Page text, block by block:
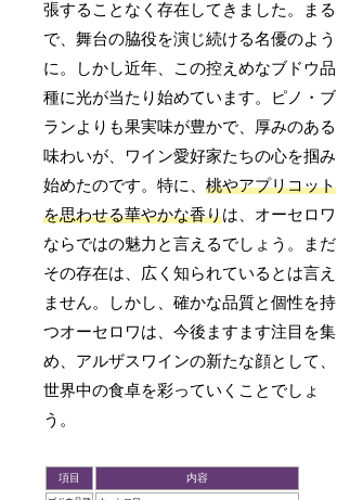
張することなく存在してきました。まる
で、舞台の脇役を演じ続ける名優のよう
に。しかし近年、この控えめなブドウ品
種に光が当たり始めています。ピノ・ブ
ランよりも果実味が豊かで、厚みのある
味わいが、ワイン愛好家たちの心を掴み
始めたのです。特に、桃やアプリコット
を思わせる華やかな香りは、オーセロワ
ならではの魅力と言えるでしょう。まだ
その存在は、広く知られているとは言え
ません。しかし、確かな品質と個性を持
つオーセロワは、今後ますます注目を集
め、アルザスワインの新たな顔として、
世界中の食卓を彩っていくことでしょ
う。
項目 内容